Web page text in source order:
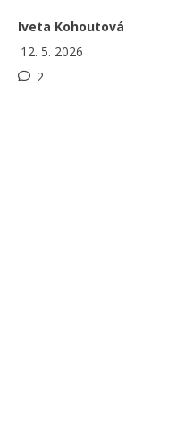
Iveta Kohoutová
12. 5. 2026
2